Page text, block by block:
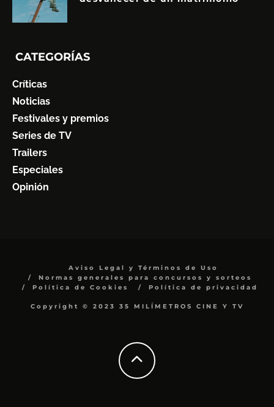
CATEGORÍAS
Críticas
Noticias
Festivales y premios
Series de TV
Trailers
Especiales
Opinión
Aviso Legal y Términos de Uso
Normas generales para concursos y sorteos
Política de Cookies
Política de privacidad
Copyright © 2023 35 MILÍMETROS CINE Y TV